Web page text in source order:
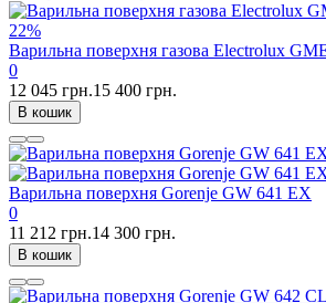
22%
Варильна поверхня газова Electrolux
0
12 045 грн.15 400 грн.
В кошик
Варильна поверхня Gorenje GW 641 EX
0
11 212 грн.14 300 грн.
В кошик